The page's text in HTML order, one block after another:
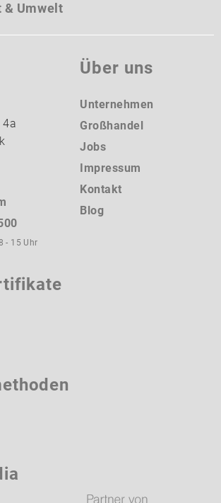
Umwelt
4a
- 15 Uhr
Über uns
Unternehmen
Großhandel
Jobs
Impressum
Kontakt
Blog